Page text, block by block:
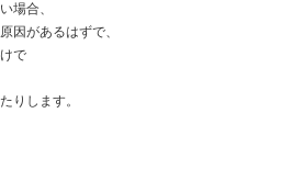
ステロイドの注射も打ってき
痛みがぶり返してくる。